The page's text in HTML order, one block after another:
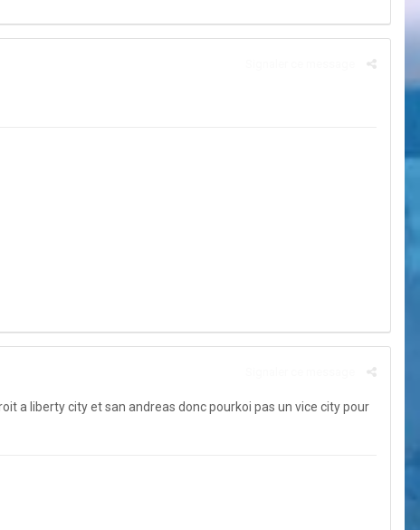
a liberty city et san andreas donc pourkoi pas un vice city pour